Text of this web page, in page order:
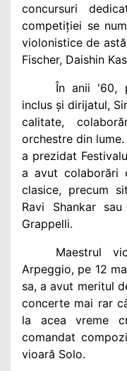
concursuri
competiției se
violonistice de
Fischer, Daishin
În anii '60,
inclus și dirijatul,
calitate,
orchestre din
a prezidat
a avut colaborări
clasice, precum
Ravi Shankar
Grappelli.
Maestrul
Arpeggio, pe 12
sa, a avut meritul
concerte mai rar
la acea vreme
comandat
vioară Solo.